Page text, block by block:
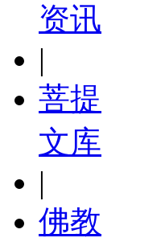
资讯
|
菩提
文库
|
佛教